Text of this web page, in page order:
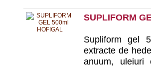
SUPLIFORM
Supliform gel
extracte de
anuum, uleiuri